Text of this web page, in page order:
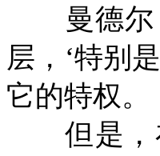
曼德尔，
层，‘特别
它的特权。
但是，在